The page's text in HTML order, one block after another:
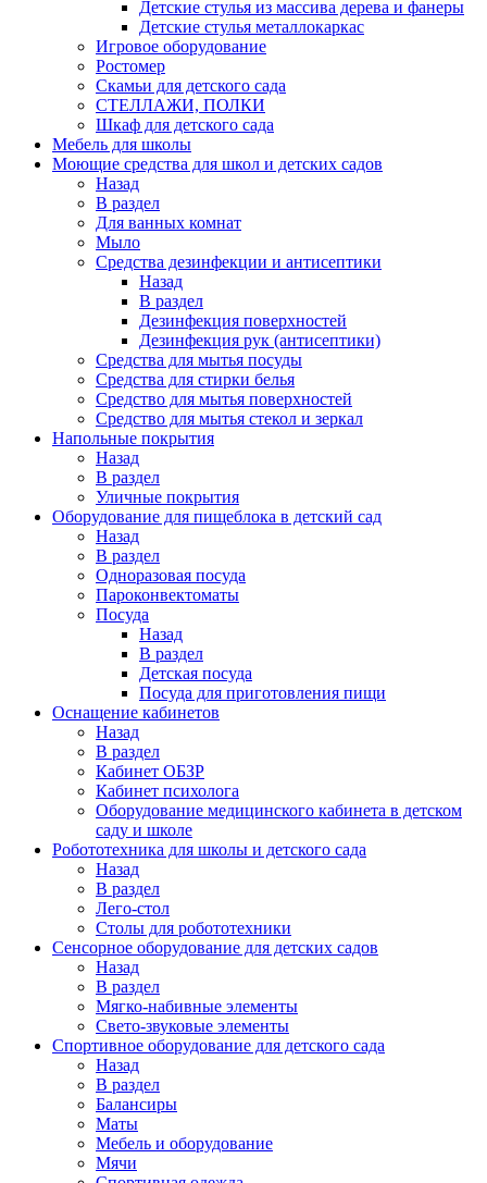
Детские стулья из массива дерева и фанеры
Детские стулья металлокаркас
Игровое оборудование
Ростомер
Скамьи для детского сада
СТЕЛЛАЖИ, ПОЛКИ
Шкаф для детского сада
Мебель для школы
Моющие средства для школ и детских садов
Назад
В раздел
Для ванных комнат
Мыло
Средства дезинфекции и антисептики
Назад
В раздел
Дезинфекция поверхностей
Дезинфекция рук (антисептики)
Средства для мытья посуды
Средства для стирки белья
Средство для мытья поверхностей
Средство для мытья стекол и зеркал
Напольные покрытия
Назад
В раздел
Уличные покрытия
Оборудование для пищеблока в детский сад
Назад
В раздел
Одноразовая посуда
Пароконвектоматы
Посуда
Назад
В раздел
Детская посуда
Посуда для приготовления пищи
Оснащение кабинетов
Назад
В раздел
Кабинет ОБЗР
Кабинет психолога
Оборудование медицинского кабинета в детском
саду и школе
Робототехника для школы и детского сада
Назад
В раздел
Лего-стол
Столы для робототехники
Сенсорное оборудование для детских садов
Назад
В раздел
Мягко-набивные элементы
Свето-звуковые элементы
Спортивное оборудование для детского сада
Назад
В раздел
Балансиры
Маты
Мебель и оборудование
Мячи